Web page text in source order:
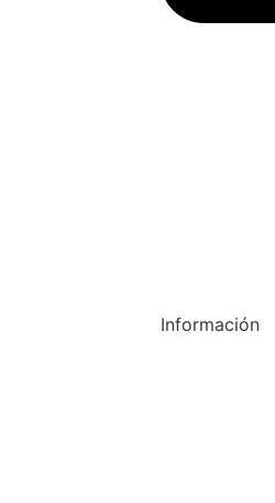
Información